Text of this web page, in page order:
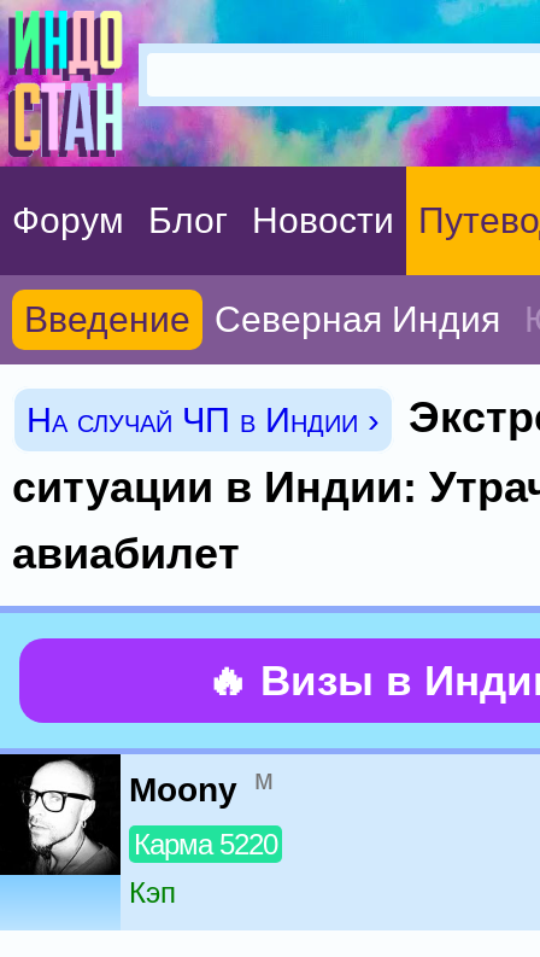
Форум Блог Новости
Введение Северная Индия
На случай ЧП в Индии ›
ситуации в Индии:
авиабилет
🔥 Визы в
Moony м
Карма 5220
Кэп